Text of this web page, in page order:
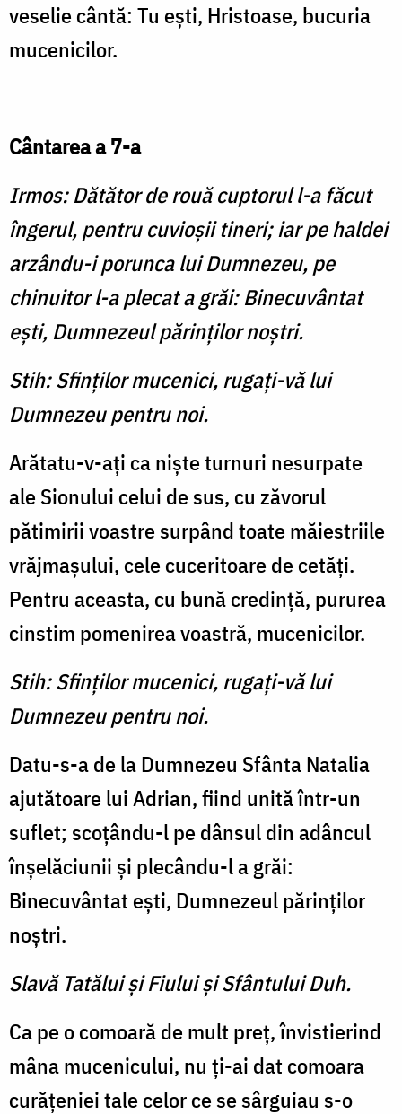
veselie cântă: Tu eşti, Hristoase, bucuria
mucenicilor.
Cântarea a 7-a
Irmos: Dătător de rouă cuptorul l-a făcut
îngerul, pentru cuvioşii tineri; iar pe haldei
arzându-i porunca lui Dumnezeu, pe
chinuitor l-a plecat a grăi: Binecuvântat
eşti, Dumnezeul părinţilor noştri.
Stih: Sfinţilor mucenici, rugaţi-vă lui
Dumnezeu pentru noi.
Arătatu-v-aţi ca nişte turnuri nesurpate
ale Sionului celui de sus, cu zăvorul
pătimirii voastre surpând toate măiestriile
vrăjmaşului, cele cuceritoare de cetăţi.
Pentru aceasta, cu bună credinţă, pururea
cinstim pomenirea voastră, mucenicilor.
Stih: Sfinţilor mucenici, rugaţi-vă lui
Dumnezeu pentru noi.
Datu-s-a de la Dumnezeu Sfânta Natalia
ajutătoare lui Adrian, fiind unită într-un
suflet; scoţându-l pe dânsul din adâncul
înşelăciunii şi plecându-l a grăi:
Binecuvântat eşti, Dumnezeul părinţilor
noştri.
Slavă Tatălui şi Fiului şi Sfântului Duh.
Ca pe o comoară de mult preţ, învistierind
mâna mucenicului, nu ţi-ai dat comoara
curăţeniei tale celor ce se sârguiau s-o